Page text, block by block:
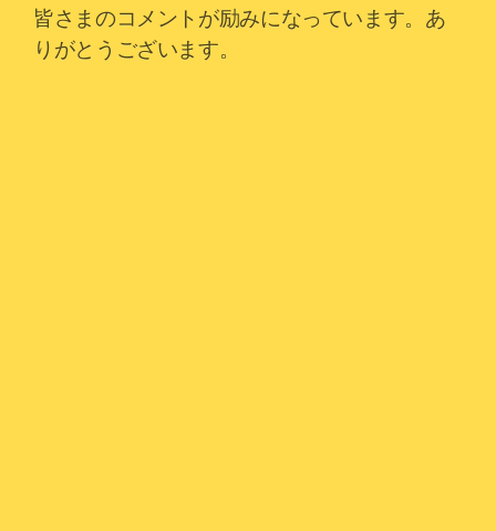
皆さまのコメントが励みになっています。あ
りがとうございます。